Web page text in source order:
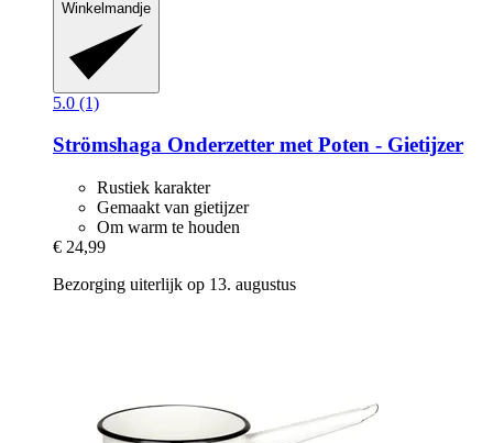
Winkelmandje
5.0 (1)
Strömshaga Onderzetter met Poten -​ Gietijzer
Rustiek karakter
Gemaakt van gietijzer
Om warm te houden
€ 24,99
Bezorging uiterlijk op 13. augustus